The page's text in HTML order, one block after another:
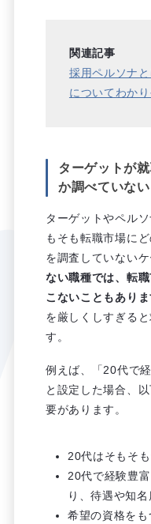
関連記事
採用ペルソナ
についてわか
ターゲットが
か調べていない
ターゲットやペル
もそも転職市場に
を調査していないケ
ない職種では、転
こないこともあり
を厳しくしすぎる
す。
例えば、「20代で
と設定した場合、
要があります。
20代はそもそ
20代で経験豊
り、待遇や知
希望の資格を